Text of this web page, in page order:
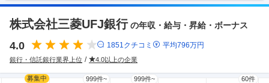
株式会社三菱UFJ銀行 の年収・給与・昇給・ボーナス
4.0 1851 クチコミ 平均796万円
銀行・信託銀行業界上位 4.0以上の企業
募集中 999件~ 999件~ 60件